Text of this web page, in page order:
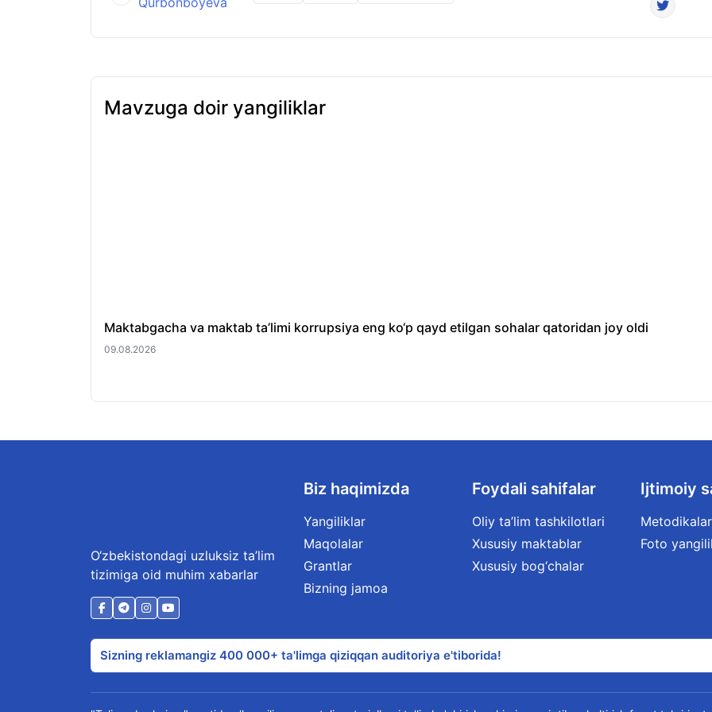
Mavzuga doir yangiliklar
Maktabgacha va maktab ta’limi korrupsiya eng ko‘p qayd etilgan sohalar qatoridan joy oldi
09.08.2026
O‘zbekistondagi uzluksiz ta’lim
tizimiga oid muhim xabarlar
Biz haqimizda
Yangiliklar
Maqolalar
Grantlar
Bizning jamoa
Foydali sahifalar
Oliy ta’lim tashkilotlari
Xususiy maktablar
Xususiy bog‘chalar
Ijtimoiy
Metodikalar
Foto
Sizning reklamangiz 400 000+ ta'limga qiziqqan auditoriya e'tiborida!